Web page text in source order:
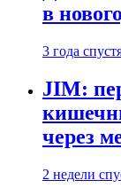
в
3 года
JIM:
через
2 недели